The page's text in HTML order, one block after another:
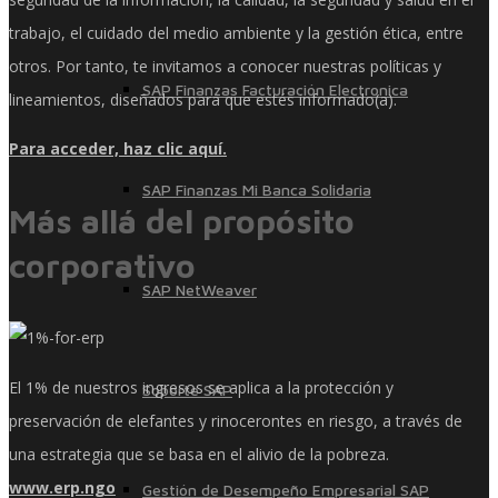
SAP Finanzas Facturación Electronica
SAP Finanzas Mi Banca Solidaria
SAP NetWeaver
Soporte SAP
Gestión de Desempeño Empresarial SAP
trabajo, el cuidado del medio ambiente y la gestión ética, entre
otros. Por tanto, te invitamos a conocer nuestras políticas y
lineamientos, diseñados para que estés informado(a).
Para acceder, haz clic aquí.
Más allá del propósito
corporativo
El 1% de nuestros ingresos se aplica a la protección y
preservación de elefantes y rinocerontes en riesgo, a través de
una estrategia que se basa en el alivio de la pobreza.
www.erp.ngo